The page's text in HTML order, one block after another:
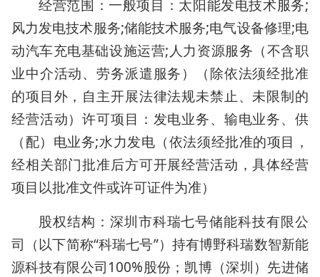
经营范围：一般项目：太阳能发电技术服务;
风力发电技术服务;储能技术服务;电气设备修理;电
动汽车充电基础设施运营;人力资源服务（不含职
业中介活动、劳务派遣服务）（除依法须经批准
的项目外，自主开展法律法规未禁止、未限制的
经营活动）许可项目：发电业务、输电业务、供
（配）电业务;水力发电（依法须经批准的项目，
经相关部门批准后方可开展经营活动，具体经营
项目以批准文件或许可证件为准）
股权结构：深圳市科瑞七号储能科技有限公
司（以下简称“科瑞七号”）持有博野科瑞数智新能
源科技有限公司100%股份；凯博（深圳）先进储